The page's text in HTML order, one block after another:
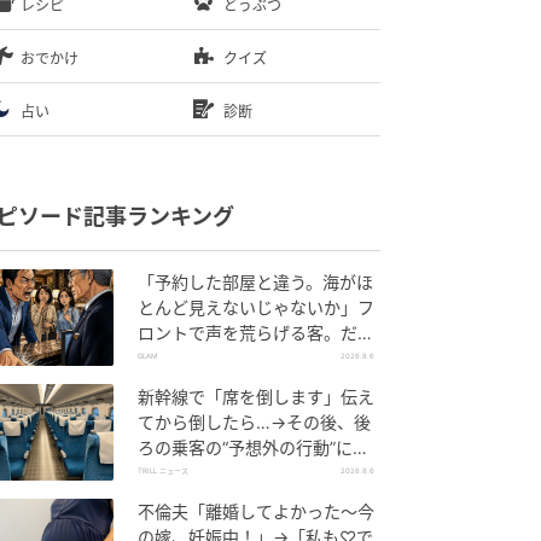
レシピ どうぶつ
おでかけ クイズ
占い 診断
ソード記事ランキング
「予約した部屋と違う。海がほ
とんど見えないじゃないか」フ
ロントで声を荒らげる客。だ
が、支配人が予約記録を示した
GLAM 2026.8.6
新幹線で「席を倒します」伝え
てから倒したら…→その後、後
ろの乗客の“予想外の行動”に
「不快ですぐに立ち去りまし
TRILL ニュース 2026.8.6
不倫夫「離婚してよかった〜今
の嫁、妊娠中！」→「私も♡で